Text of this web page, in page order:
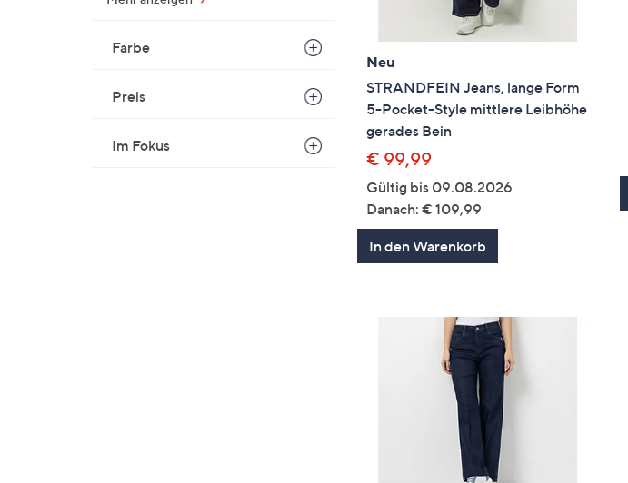
Farbe
Preis
Im Fokus
Neu
STRANDFEIN Jeans, lange Form
5-Pocket-Style mittlere Leibhöhe
gerades Bein
€ 99,99
Gültig bis 09.08.2026
Danach: € 109,99
In den Warenkorb